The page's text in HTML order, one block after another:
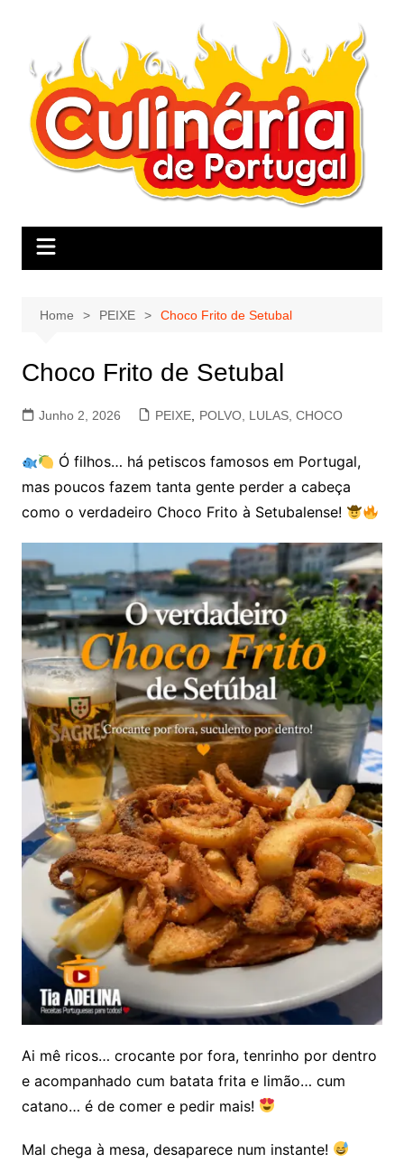
Home PEIXE Choco Frito de Setubal
Choco Frito de Setubal
Junho 2, 2026 PEIXE, POLVO, LULAS, CHOCO
Ó filhos… há petiscos famosos em Portugal,
mas poucos fazem tanta gente perder a cabeça
como o verdadeiro Choco Frito à Setubalense!
Ai mê ricos… crocante por fora, tenrinho por dentro
e acompanhado cum batata frita e limão… cum
catano… é de comer e pedir mais!
Mal chega à mesa, desaparece num instante!